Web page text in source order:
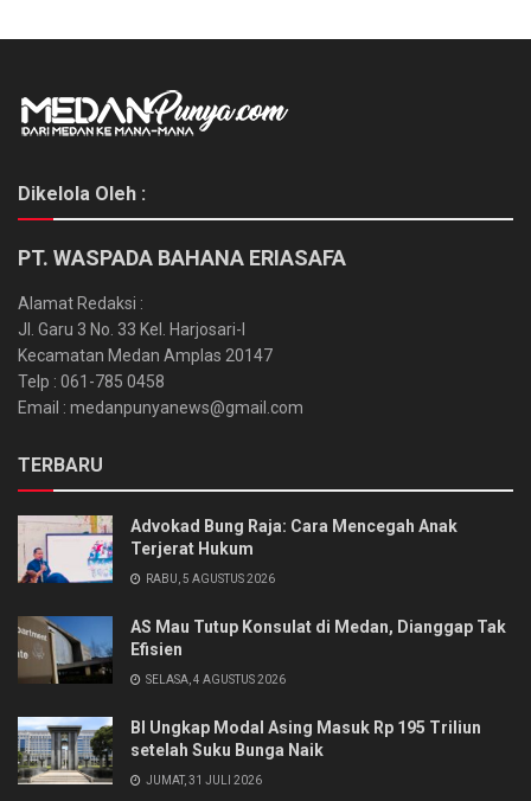
Dikelola Oleh :
PT. WASPADA BAHANA ERIASAFA
Alamat Redaksi :
Jl. Garu 3 No. 33 Kel. Harjosari-I
Kecamatan Medan Amplas 20147
Telp : 061-785 0458
Email : medanpunyanews@gmail.com
TERBARU
Advokad Bung Raja: Cara Mencegah Anak
Terjerat Hukum
RABU, 5 AGUSTUS 2026
AS Mau Tutup Konsulat di Medan, Dianggap Tak
Efisien
SELASA, 4 AGUSTUS 2026
BI Ungkap Modal Asing Masuk Rp 195 Triliun
setelah Suku Bunga Naik
JUMAT, 31 JULI 2026